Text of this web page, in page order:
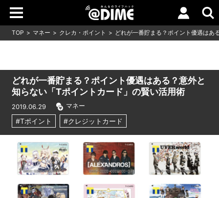
TOP マネー クレカ・ポイント どれが一番貯まる？ポイント優遇はあ
どれが一番貯まる？ポイント優遇はある？意外と
知らない「Tポイントカード」の賢い活用術
2019.06.29 マネー
#Tポイント #クレジットカード